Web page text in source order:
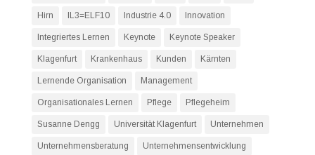
Hirn IL3=ELF10 Industrie 4.0 Innovation
Integriertes Lernen Keynote Keynote Speaker
Klagenfurt Krankenhaus Kunden Kärnten
Lernende Organisation Management
Organisationales Lernen Pflege Pflegeheim
Susanne Dengg Universität Klagenfurt Unternehmen
Unternehmensberatung Unternehmensentwicklung